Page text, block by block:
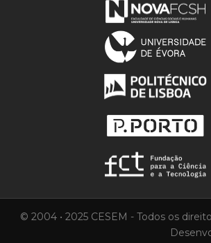
© 2004 • 2025 CESEM - Todos os